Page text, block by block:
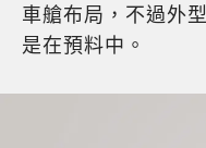
車艙布局，不過外
是在預料中。